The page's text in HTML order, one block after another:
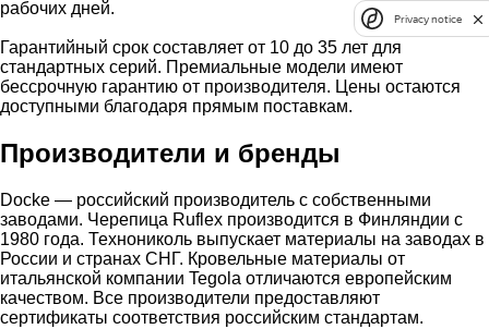
рабочих дней.
Гарантийный срок составляет от 10 до 35 лет для
стандартных серий. Премиальные модели имеют
бессрочную гарантию от производителя. Цены остаются
доступными благодаря прямым поставкам.
Производители и бренды
Docke — российский производитель с собственными
заводами. Черепица Ruflex производится в Финляндии с
1980 года. Технониколь выпускает материалы на заводах в
России и странах СНГ. Кровельные материалы от
итальянской компании Tegola отличаются европейским
качеством. Все производители предоставляют
сертификаты соответствия российским стандартам.
Privacy notice